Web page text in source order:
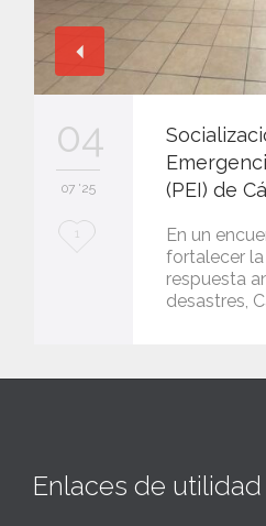
04
07 '25
L
i
1
(PEI) de
En un
fortalecer
respuesta
desastres,
Enlaces de utilidad